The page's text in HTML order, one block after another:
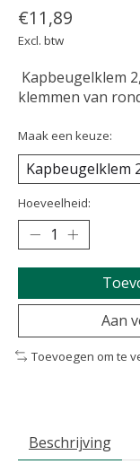
€11,89
Excl. btw
Kapbeugelklem
klemmen van
Maak een keuze:
Hoeveelheid:
Aan
Toevoegen om te
Beschrijving